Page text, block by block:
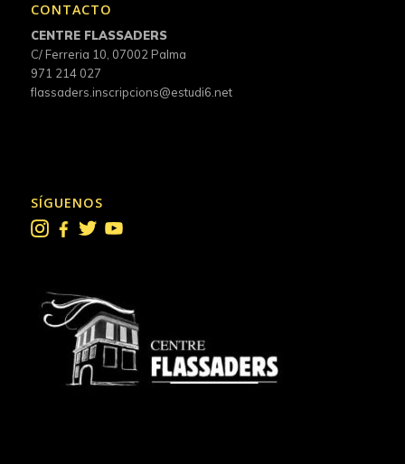
CONTACTO
CENTRE FLASSADERS
C/ Ferreria 10, 07002 Palma
971 214 027
flassaders.inscripcions@estudi6.net
SÍGUENOS